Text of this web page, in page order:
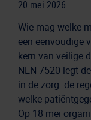
20 mei 2026
Wie mag welke
een eenvoudige
kern van veilige
NEN 7520 legt
in de zorg: de
welke
Op 18 mei